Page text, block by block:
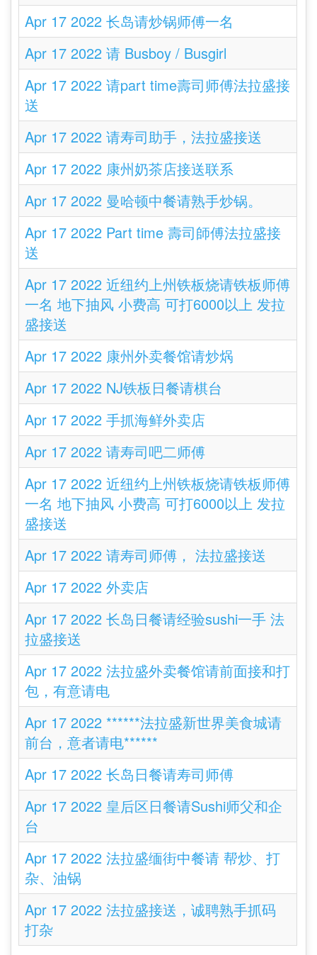
Apr 17 2022 长岛请炒锅师傅一名
Apr 17 2022 请 Busboy / Busgirl
Apr 17 2022 请part time壽司师傅法拉盛接
送
Apr 17 2022 请寿司助手，法拉盛接送
Apr 17 2022 康州奶茶店接送联系
Apr 17 2022 曼哈顿中餐请熟手炒锅。
Apr 17 2022 Part time 壽司師傅法拉盛接
送
Apr 17 2022 近纽约上州铁板烧请铁板师傅
一名 地下抽风 小费高 可打6000以上 发拉
盛接送
Apr 17 2022 康州外卖餐馆请炒㶽
Apr 17 2022 NJ铁板日餐请棋台
Apr 17 2022 手抓海鲜外卖店
Apr 17 2022 请寿司吧二师傅
Apr 17 2022 近纽约上州铁板烧请铁板师傅
一名 地下抽风 小费高 可打6000以上 发拉
盛接送
Apr 17 2022 请寿司师傅， 法拉盛接送
Apr 17 2022 外卖店
Apr 17 2022 长岛日餐请经验sushi一手 法
拉盛接送
Apr 17 2022 法拉盛外卖餐馆请前面接和打
包，有意请电
Apr 17 2022 ******法拉盛新世界美食城请
前台，意者请电******
Apr 17 2022 长岛日餐请寿司师傅
Apr 17 2022 皇后区日餐请Sushi师父和企
台
Apr 17 2022 法拉盛缅街中餐请 帮炒、打
杂、油锅
Apr 17 2022 法拉盛接送，诚聘熟手抓码
打杂